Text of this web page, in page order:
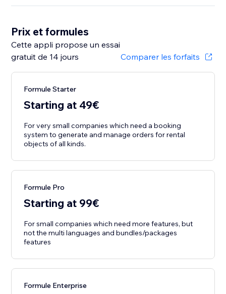
Prix et formules
Cette appli propose un essai
gratuit de 14 jours
Comparer les forfaits
Formule Starter
Starting at 49€
For very small companies which need a booking
system to generate and manage orders for rental
objects of all kinds.
Formule Pro
Starting at 99€
For small companies which need more features, but
not the multi languages and bundles/packages
features
Formule Enterprise